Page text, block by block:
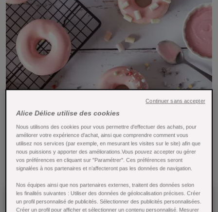
Alice Délice utilise des cookies
Nous utilisons des cookies pour vous permettre d'effectuer des achats, pour
améliorer votre expérience d'achat, ainsi que comprendre comment vous
utilisez nos services (par exemple, en mesurant les visites sur le site) afin que
nous puissions y apporter des améliorations.Vous pouvez accepter ou gérer
vos préférences en cliquant sur "Paramétrer". Ces préférences seront
signalées à nos partenaires et n’affecteront pas les données de navigation.
Nos équipes ainsi que nos partenaires externes, traitent des données selon
les finalités suivantes : Utiliser des données de géolocalisation précises. Créer
un profil personnalisé de publicités. Sélectionner des publicités personnalisées.
Créer un profil pour afficher et sélectionner un contenu personnalisé. Mesurer
Continuer sans accepter